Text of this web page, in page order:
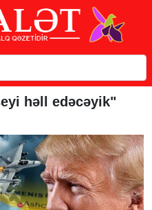
həll edəcəyik"